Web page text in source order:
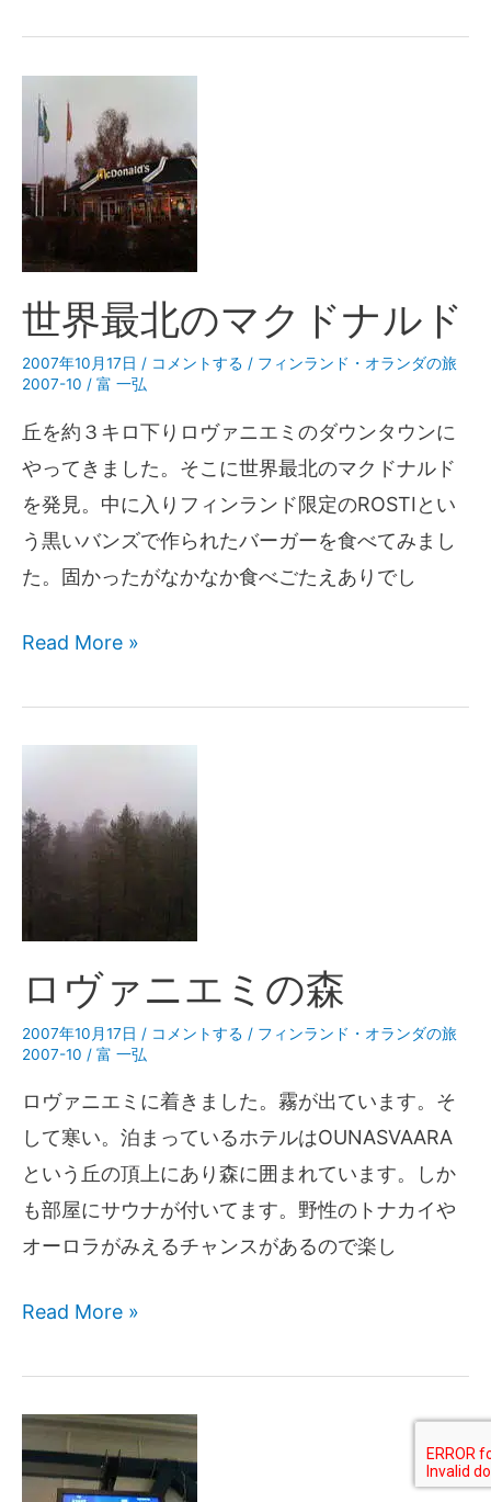
世界最北のマクドナルド
2007年10月17日 / コメントする / フィンランド・オランダの旅
2007-10 / 富 一弘
丘を約３キロ下りロヴァニエミのダウンタウンに
やってきました。そこに世界最北のマクドナルド
を発見。中に入りフィンランド限定のROSTIとい
う黒いバンズで作られたバーガーを食べてみまし
た。固かったがなかなか食べごたえありでし
Read More »
ロヴァニエミの森
2007年10月17日 / コメントする / フィンランド・オランダの旅
2007-10 / 富 一弘
ロヴァニエミに着きました。霧が出ています。そ
して寒い。泊まっているホテルはOUNASVAARA
という丘の頂上にあり森に囲まれています。しか
も部屋にサウナが付いてます。野性のトナカイや
オーロラがみえるチャンスがあるので楽し
Read More »